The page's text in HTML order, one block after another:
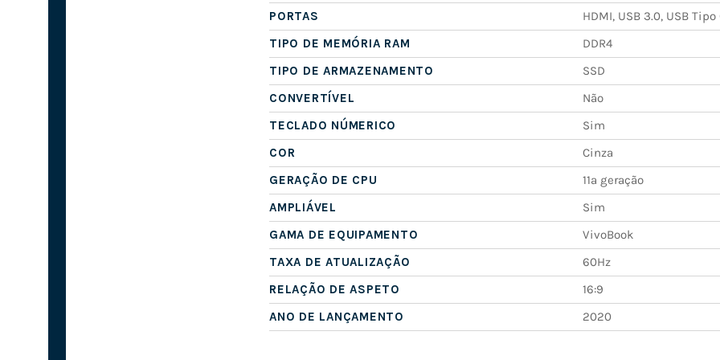
PORTAS
HDMI, USB 3.0, USB Tipo
TIPO DE MEMÓRIA RAM
DDR4
TIPO DE ARMAZENAMENTO
SSD
CONVERTÍVEL
Não
TECLADO NÚMERICO
Sim
COR
Cinza
GERAÇÃO DE CPU
11ª geração
AMPLIÁVEL
Sim
GAMA DE EQUIPAMENTO
VivoBook
TAXA DE ATUALIZAÇÃO
60Hz
RELAÇÃO DE ASPETO
16:9
ANO DE LANÇAMENTO
2020